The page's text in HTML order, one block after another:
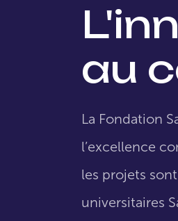
au
La Fondation
l’excellence
les projets
universitaires